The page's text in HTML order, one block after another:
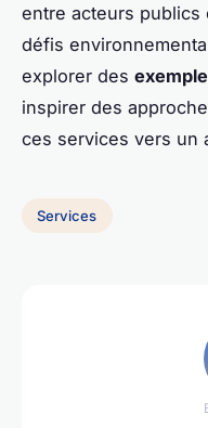
entre acteurs
défis
explorer des
inspirer des
ces services vers un
Services